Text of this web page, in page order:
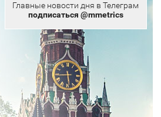
Главные новости дня в Телеграм
подписаться @mmetrics